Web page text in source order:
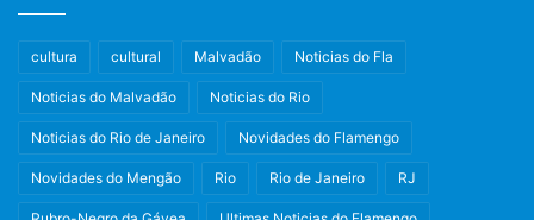
cultura cultural Malvadão Noticias do Fla
Noticias do Malvadão Noticias do Rio
Noticias do Rio de Janeiro Novidades do Flamengo
Novidades do Mengão Rio Rio de Janeiro RJ